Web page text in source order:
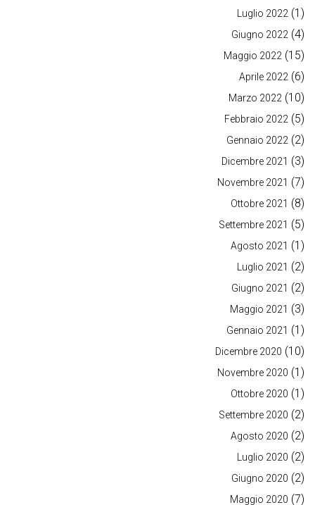
Luglio 2022 (1)
Giugno 2022 (4)
Maggio 2022 (15)
Aprile 2022 (6)
Marzo 2022 (10)
Febbraio 2022 (5)
Gennaio 2022 (2)
Dicembre 2021 (3)
Novembre 2021 (7)
Ottobre 2021 (8)
Settembre 2021 (5)
Agosto 2021 (1)
Luglio 2021 (2)
Giugno 2021 (2)
Maggio 2021 (3)
Gennaio 2021 (1)
Dicembre 2020 (10)
Novembre 2020 (1)
Ottobre 2020 (1)
Settembre 2020 (2)
Agosto 2020 (2)
Luglio 2020 (2)
Giugno 2020 (2)
Maggio 2020 (7)